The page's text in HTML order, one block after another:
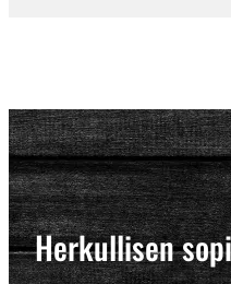
Herkullisen